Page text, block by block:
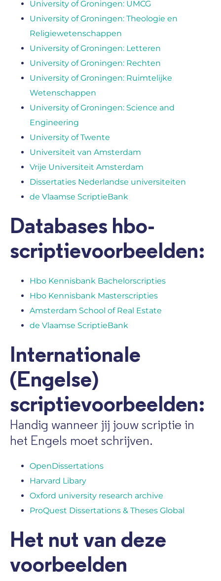
University of Groningen: UMCG
University of Groningen: Theologie en
Religiewetenschappen
University of Groningen: Letteren
University of Groningen: Rechten
University of Groningen: Ruimtelijke
Wetenschappen
University of Groningen: Science and
Engineering
University of Twente
Universiteit van Amsterdam
Vrije Universiteit Amsterdam
Dissertaties Nederlandse universiteiten
de Vlaamse ScriptieBank
Databases hbo-
scriptievoorbeelden:
Hbo Kennisbank Bachelorscripties
Hbo Kennisbank Masterscripties
Amsterdam School of Real Estate
de Vlaamse ScriptieBank
Internationale
(Engelse)
scriptievoorbeelden:
Handig wanneer jij jouw scriptie in
het Engels moet schrijven.
OpenDissertations
Harvard Libary
Oxford university research archive
ProQuest Dissertations & Theses Global
Het nut van deze
voorbeelden